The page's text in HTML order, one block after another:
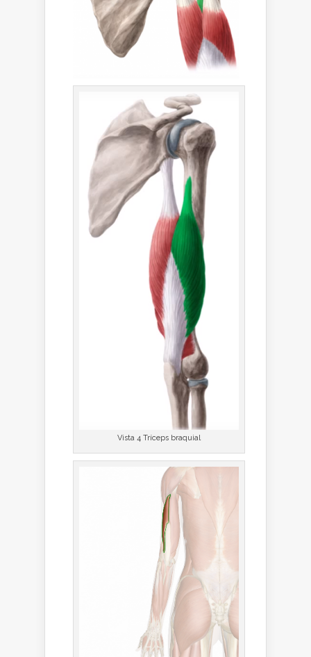
Vista 4 Tríceps braquial